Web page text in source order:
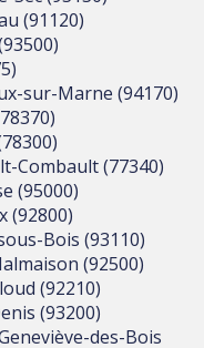
(91120)
sur-Marne (94170)
Combault (77340)
(95000)
(92800)
Bois (93110)
(92500)
(92210)
(93200)
des-Bois